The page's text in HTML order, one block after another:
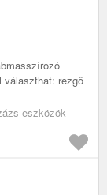
választhat: rezgő
eszközök